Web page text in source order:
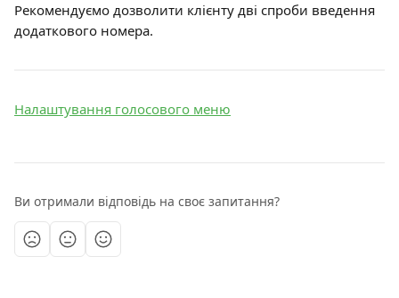
Рекомендуємо дозволити клієнту дві спроби введення
додаткового номера.
Налаштування голосового меню
Ви отримали відповідь на своє запитання?